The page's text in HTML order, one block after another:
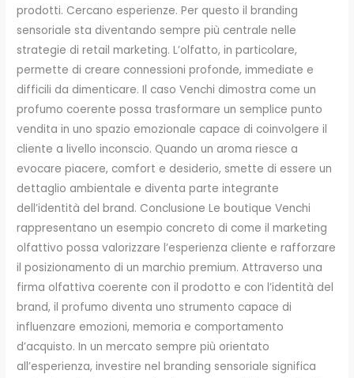
prodotti. Cercano esperienze. Per questo il branding
sensoriale sta diventando sempre più centrale nelle
strategie di retail marketing. L’olfatto, in particolare,
permette di creare connessioni profonde, immediate e
difficili da dimenticare. Il caso Venchi dimostra come un
profumo coerente possa trasformare un semplice punto
vendita in uno spazio emozionale capace di coinvolgere il
cliente a livello inconscio. Quando un aroma riesce a
evocare piacere, comfort e desiderio, smette di essere un
dettaglio ambientale e diventa parte integrante
dell’identità del brand. Conclusione Le boutique Venchi
rappresentano un esempio concreto di come il marketing
olfattivo possa valorizzare l’esperienza cliente e rafforzare
il posizionamento di un marchio premium. Attraverso una
firma olfattiva coerente con il prodotto e con l’identità del
brand, il profumo diventa uno strumento capace di
influenzare emozioni, memoria e comportamento
d’acquisto. In un mercato sempre più orientato
all’esperienza, investire nel branding sensoriale significa